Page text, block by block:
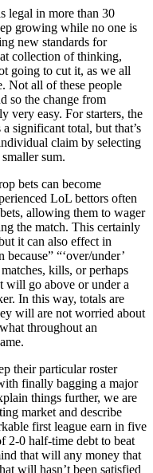
legal in more than 30
growing while no one is
new standards for
collection of thinking,
going to cut it, as we all
Not all of these people
so the change from
very easy. For starters, the
significant total, but that’s
claim by selecting
sum.
bets can become
LoL bettors often
allowing them to wager
the match. This certainly
it can also effect in
“‘over/under’
kills, or perhaps
will go above or under a
In this way, totals are
will are not worried about
throughout an
their particular roster
finally bagging a major
things further, we are
market and describe
first league earn in five
2-0 half-time debt to beat
that will any money that
will hasn’t been satisfied